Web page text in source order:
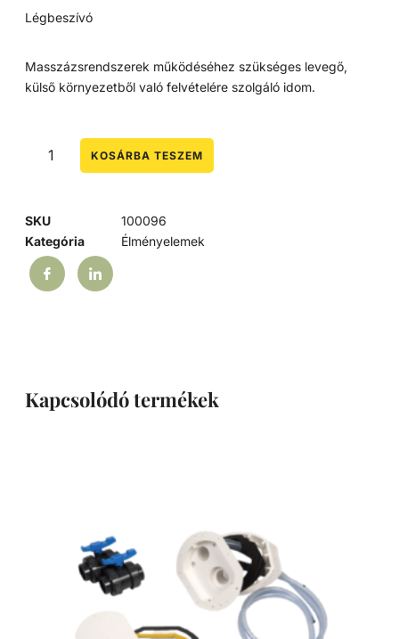
Légbeszívó
Masszázsrendszerek működéséhez szükséges levegő,
külső környezetből való felvételére szolgáló idom.
KOSÁRBA TESZEM
SKU
100096
Kategória
Élményelemek
Kapcsolódó termékek